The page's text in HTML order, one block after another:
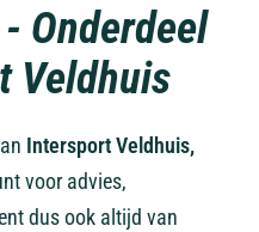
Onderdeel
Veldhuis
Intersport Veldhuis,
voor advies,
dus ook altijd van